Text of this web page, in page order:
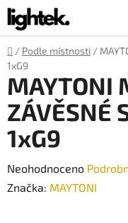
Přejít
na
obsah
Domů
/ Podle místnosti /
1xG9
MAYTONI
ZÁVĚSNÉ
1xG9
Průměrné
hodnocení
Neohodnoceno
Značka: MAYTONI